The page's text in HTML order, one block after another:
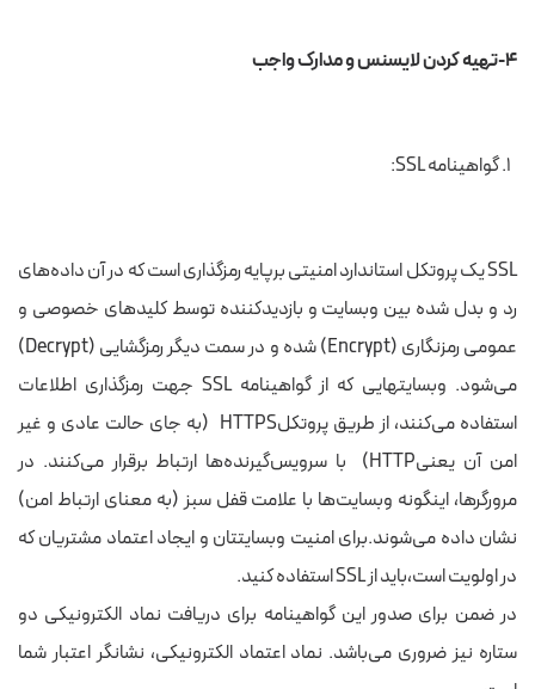
۴-تهیه کردن لایسنس و مدارک واجب
گواهینامه SSL:
SSL یک پروتکل استاندارد امنیتی برپایه رمزگذاری است که در آن داده‌های
رد و بدل شده بین وبسایت و بازدید‌کننده توسط کلیدهای خصوصی و
عمومی رمزنگاری (Encrypt) شده و در سمت دیگر رمزگشایی (Decrypt)
می‌شود. وبسایتهایی که از گواهینامه SSL جهت رمزگذاری اطلاعات
استفاده می‌کنند، از طریق پروتکلHTTPS (به جای حالت عادی و غیر
امن آن یعنیHTTP) با سرویس‌گیرنده‌ها ارتباط برقرار می‌کنند. در
مرورگرها، اینگونه وبسایت‌ها با علامت قفل سبز (به معنای ارتباط امن)
نشان داده می‌شوند.برای امنیت وبسایتتان و ایجاد اعتماد مشتریان که
در اولویت‌ است،باید از SSL استفاده کنید.
در ضمن برای صدور این گواهینامه برای دریافت نماد الکترونیکی دو
ستاره نیز ضروری می‌باشد. نماد اعتماد الکترونیکی، نشانگر اعتبار شما